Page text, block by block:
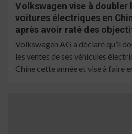
Volkswagen vise à doubler
voitures électriques en
après avoir raté des
Volkswagen AG a déclaré qu’il
les ventes de ses véhicules
Chine cette année et vise à faire